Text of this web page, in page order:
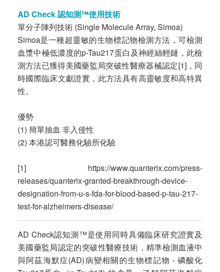
AD Check 認知測™使用技術
單分子陣列技術 (Single Molecule Array, Simoa)
Simoa是一種超靈敏的生物標記物檢測方法，可檢測
血漿中極低濃度的p-Tau217蛋白及神經絲輕鏈，此檢
測方法已獲得美國藥監局突破性醫療器械認定[1]，同
時國際臨床文獻證實，此方法具有高靈敏度和高特異
性。
優勢
(1) 簡單抽血 非入侵性
(2) 本港認可醫務化驗所化驗
[1] https://www.quanterix.com/press-
releases/quanterix-granted-breakthrough-device-
designation-from-u-s-fda-for-blood-based-p-tau-217-
test-for-alzheimers-disease/
AD Check認知測™是使用同時具備臨床研究證實及
美國藥監局認定的突破性醫療技術，精準檢測血液中
與阿茲海默症(AD)病變相關的生物標記物 - 磷酸化